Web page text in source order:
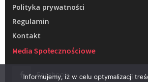
Polityka prywatności
Regulamin
Kontakt
Media Społecznościowe
Facebook
Informujemy, iż w celu optymalizacji